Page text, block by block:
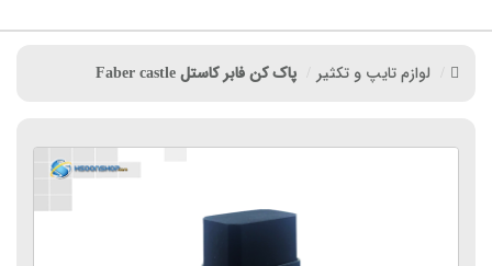
لوازم تایپ و تکثیر پاک کن فابر کاستل Faber castle